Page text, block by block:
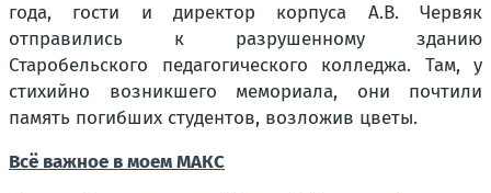
года, гости и директор корпуса А.В. Червяк
отправились к разрушенному зданию
Старобельского педагогического колледжа. Там, у
стихийно возникшего мемориала, они почтили
память погибших студентов, возложив цветы.
Всё важное в моем MАКС